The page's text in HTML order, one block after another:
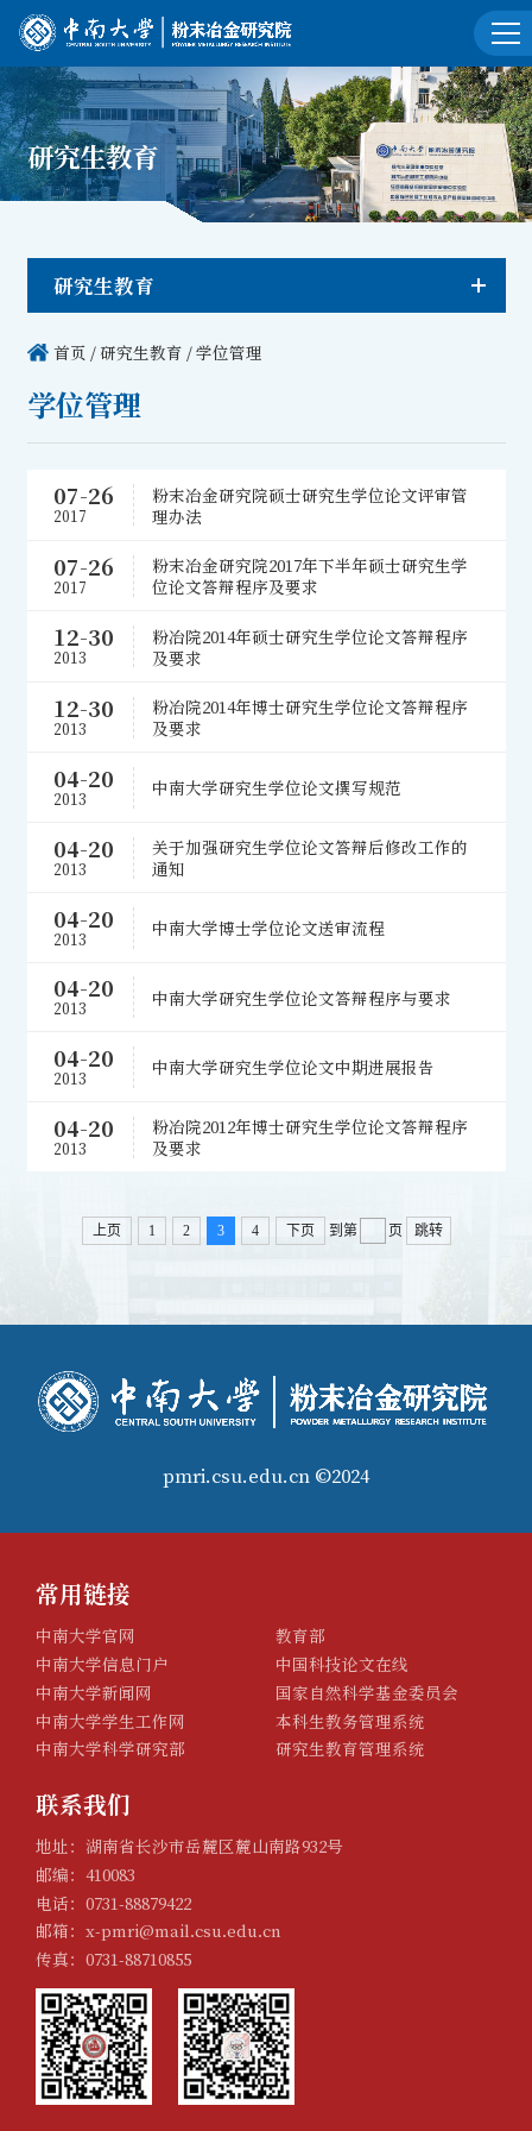
研究生教育
研究生教育
学位管理
首页 /研究生教育 /学位管理
07-26
2017
粉末冶金研究院硕士研究生学位论文评审管
理办法
07-26
2017
粉末冶金研究院2017年下半年硕士研究生学
位论文答辩程序及要求
12-30
2013
粉冶院2014年硕士研究生学位论文答辩程序
及要求
12-30
2013
粉冶院2014年博士研究生学位论文答辩程序
及要求
04-20
2013 中南大学研究生学位论文撰写规范
04-20
2013
关于加强研究生学位论文答辩后修改工作的
通知
04-20
2013 中南大学博士学位论文送审流程
04-20
2013 中南大学研究生学位论文答辩程序与要求
04-20
2013 中南大学研究生学位论文中期进展报告
04-20
2013
粉冶院2012年博士研究生学位论文答辩程序
及要求
上页 1 2 3 4 下页 到第 页 跳转
pmri.csu.edu.cn ©2024
常用链接
中南大学官网
中南大学信息门户
中南大学新闻网
中南大学学生工作网
中南大学科学研究部
教育部
中国科技论文在线
国家自然科学基金委员会
本科生教务管理系统
研究生教育管理系统
联系我们
地址：湖南省长沙市岳麓区麓山南路932号
邮编：410083
电话：0731-88879422
邮箱：x-pmri@mail.csu.edu.cn
传真：0731-88710855